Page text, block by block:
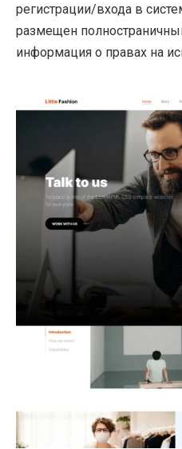
регистрации/входа в
размещен
информация о правах на